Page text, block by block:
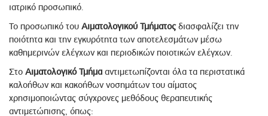
ιατρικό προσωπικό.
Το προσωπικό του Αιματολογικού Τμήματοςδιασφαλίζει την
ποιότητα και την εγκυρότητα των αποτελεσμάτων μέσω
καθημερινών ελέγχων και περιοδικών ποιοτικών ελέγχων.
Στο Αιματολογικό Τμήμα αντιμετωπίζονται όλα τα περιστατικά
καλοήθων και κακοήθων νοσημάτων του αίματος
χρησιμοποιώντας σύγχρονες μεθόδους θεραπευτικής
αντιμετώπισης, όπως: